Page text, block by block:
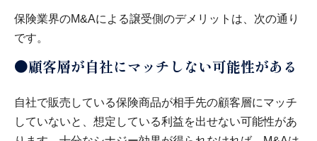
保険業界のM&Aによる譲受側のデメリットは、次の通り
です。
●顧客層が自社にマッチしない可能性がある
自社で販売している保険商品が相手先の顧客層にマッチ
していないと、想定している利益を出せない可能性があ